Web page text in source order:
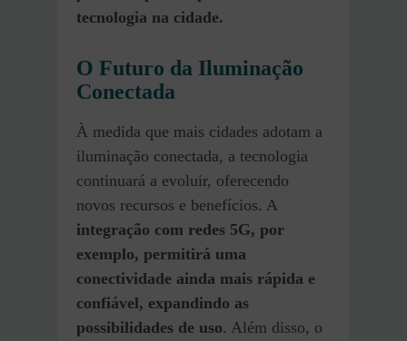
tecnologia na cidade.
O Futuro da Iluminação
Conectada
À medida que mais cidades adotam a
iluminação conectada, a tecnologia
continuará a evoluir, oferecendo
novos recursos e benefícios. A
integração com redes 5G, por
exemplo, permitirá uma
conectividade ainda mais rápida e
confiável, expandindo as
possibilidades de uso. Além disso, o